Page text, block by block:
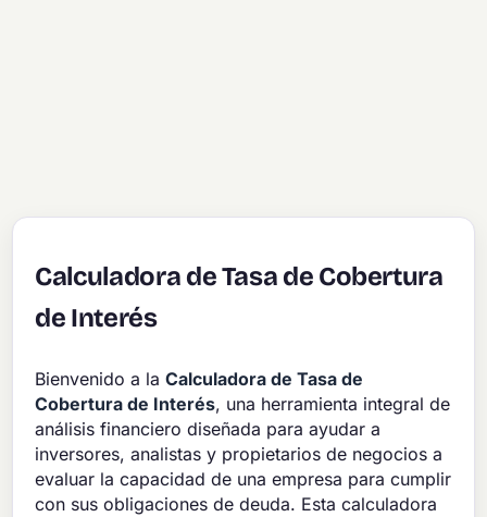
Calculadora de Tasa de Cobertura
de Interés
Bienvenido a laCalculadora de Tasa de
Cobertura de Interés, una herramienta integral de
análisis financiero diseñada para ayudar a
inversores, analistas y propietarios de negocios a
evaluar la capacidad de una empresa para cumplir
con sus obligaciones de deuda. Esta calculadora